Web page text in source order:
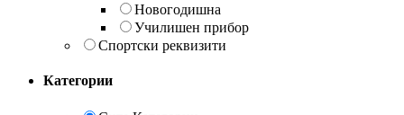
Новогодишна
Училишен прибор
Спортски реквизити
Категории